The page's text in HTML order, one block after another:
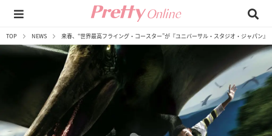
TOP NEWS 来春、“世界最高フライング・コースター”が『ユニバーサル・スタジオ・ジャパン』